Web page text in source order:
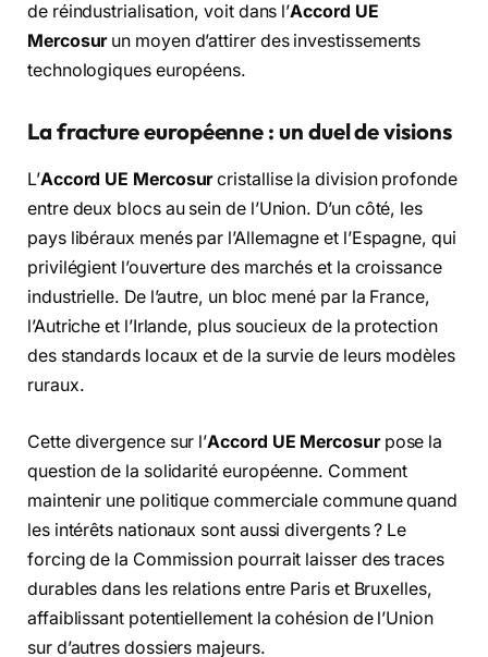
de réindustrialisation, voit dans l’Accord UE
Mercosurun moyen d’attirer des investissements
technologiques européens.
La fracture européenne : un duel de visions
L’Accord UE Mercosurcristallise la division profonde
entre deux blocs au sein de l’Union. D’un côté, les
pays libéraux menés par l’Allemagne et l’Espagne, qui
privilégient l’ouverture des marchés et la croissance
industrielle. De l’autre, un bloc mené par la France,
l’Autriche et l’Irlande, plus soucieux de la protection
des standards locaux et de la survie de leurs modèles
ruraux.
Cette divergence sur l’Accord UE Mercosurpose la
question de la solidarité européenne. Comment
maintenir une politique commerciale commune quand
les intérêts nationaux sont aussi divergents ? Le
forcing de la Commission pourrait laisser des traces
durables dans les relations entre Paris et Bruxelles,
affaiblissant potentiellement la cohésion de l’Union
sur d’autres dossiers majeurs.